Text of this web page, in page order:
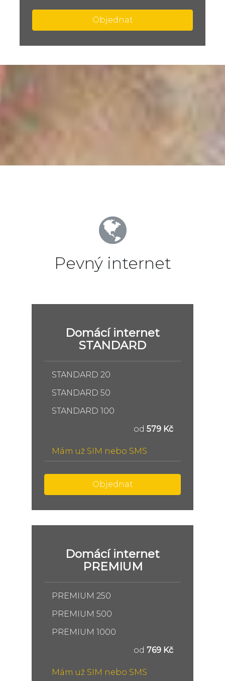
Objednat
Pevný internet
Domácí internet
STANDARD
STANDARD 20
STANDARD 50
STANDARD 100
od 579 Kč
Mám už SIM nebo SMS
Objednat
Domácí internet
PREMIUM
PREMIUM 250
PREMIUM 500
PREMIUM 1000
od 769 Kč
Mám už SIM nebo SMS